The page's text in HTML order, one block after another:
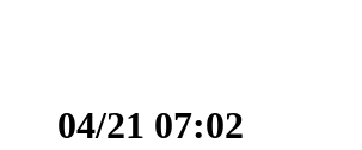
04/21 07:02